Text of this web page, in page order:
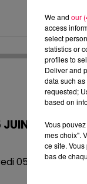
05 juin 2026 à
We and our
access
select
statistics or
profiles to
Deliver and
data such
requested;
based on
Vous
mes choix".
ce site.
bas de